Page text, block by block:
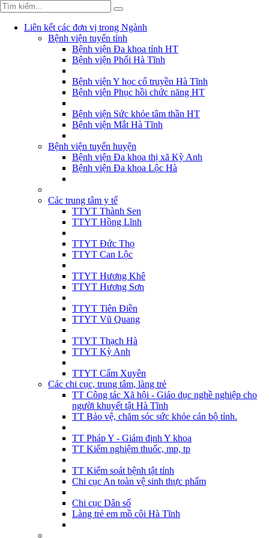
Liên kết các đơn vị trong Ngành
Bệnh viện tuyến tỉnh
Bệnh viện Đa khoa tỉnh HT
Bệnh viện Phổi Hà Tĩnh
Bệnh viện Y học cổ truyền Hà Tĩnh
Bệnh viện Phục hồi chức năng HT
Bệnh viện Sức khỏe tâm thần HT
Bệnh viện Mắt Hà Tĩnh
Bệnh viện tuyến huyện
Bệnh viện Đa khoa thị xã Kỳ Anh
Bệnh viện Đa khoa Lộc Hà
Các trung tâm y tế
TTYT Thành Sen
TTYT Hồng Lĩnh
TTYT Đức Thọ
TTYT Can Lộc
TTYT Hương Khê
TTYT Hương Sơn
TTYT Tiên Điền
TTYT Vũ Quang
TTYT Thạch Hà
TTYT Kỳ Anh
TTYT Cẩm Xuyên
Các chi cục, trung tâm, làng trẻ
TT Công tác Xã hội - Giáo dục nghề nghiệp cho
người khuyết tật Hà Tĩnh
TT Bảo vệ, chăm sóc sức khỏe cán bộ tỉnh.
TT Pháp Y - Giám định Y khoa
TT Kiểm nghiệm thuốc, mp, tp
TT Kiểm soát bệnh tật tỉnh
Chi cục An toàn vệ sinh thực phẩm
Chi cục Dân số
Làng trẻ em mồ côi Hà Tĩnh